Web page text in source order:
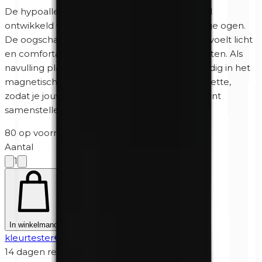
De hypoallergene minerale formule is speciaal
ontwikkeld voor de gevoelige huid en gevoelige ogen.
De oogschaduw is parfumvrij en parabeenvrij, voelt licht
en comfortabel aan en blijft langdurig mooi zitten. Als
navulling plaats je 0421 Milky Way Mat eenvoudig in het
magnetische Unity Cosmetics oogschaduwpalette,
zodat je jouw ideale kleurencombinatie zelf kunt
samenstellen
80 op voorraad
Aantal
1
In winkelmand
kleurtester€
14 dagen retour